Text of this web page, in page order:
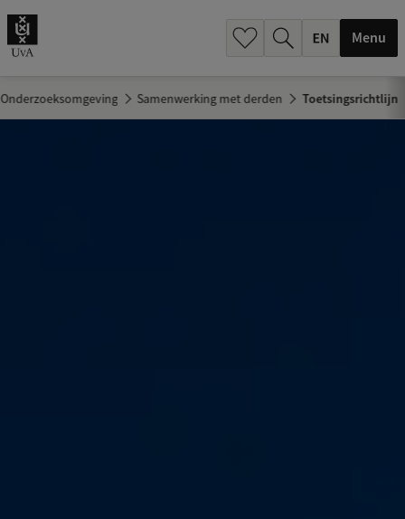
Menu
Onderzoeksomgeving Samenwerking met derden Toetsingsrichtlijn